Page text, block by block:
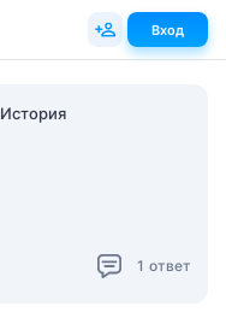
История
1 ответ
Вход